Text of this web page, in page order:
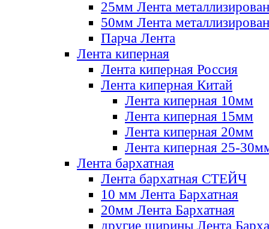
25мм Лента
50мм Лента
Парча Лента
Лента киперная
Лента киперная Россия
Лента киперная Китай
Лента киперная 10мм
Лента киперная 15мм
Лента киперная 20мм
Лента киперная 25-
Лента бархатная
Лента бархатная СТЕЙЧ
10 мм Лента Бархатная
20мм Лента Бархатная
другие ширины Лента